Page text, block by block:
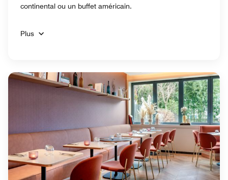
continental ou un buffet américain.
Plus